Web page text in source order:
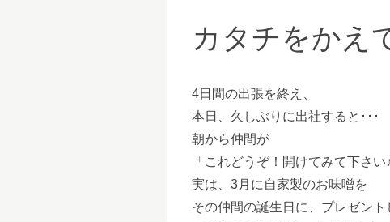
カタチをかえ
4日間の出張を終え、
本日、久しぶりに出社すると･･･
朝から仲間が
「これどうぞ！開けてみて下さい
実は、3月に自家製のお味噌を
その仲間の誕生日に、プレゼント